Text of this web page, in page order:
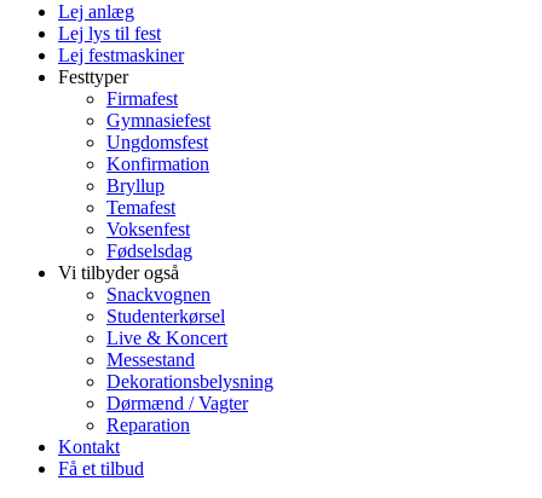
Lej anlæg
Lej lys til fest
Lej festmaskiner
Festtyper
Firmafest
Gymnasiefest
Ungdomsfest
Konfirmation
Bryllup
Temafest
Voksenfest
Fødselsdag
Vi tilbyder også
Snackvognen
Studenterkørsel
Live & Koncert
Messestand
Dekorationsbelysning
Dørmænd / Vagter
Reparation
Kontakt
Få et tilbud